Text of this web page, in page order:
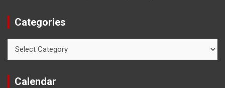
Categories
Calendar